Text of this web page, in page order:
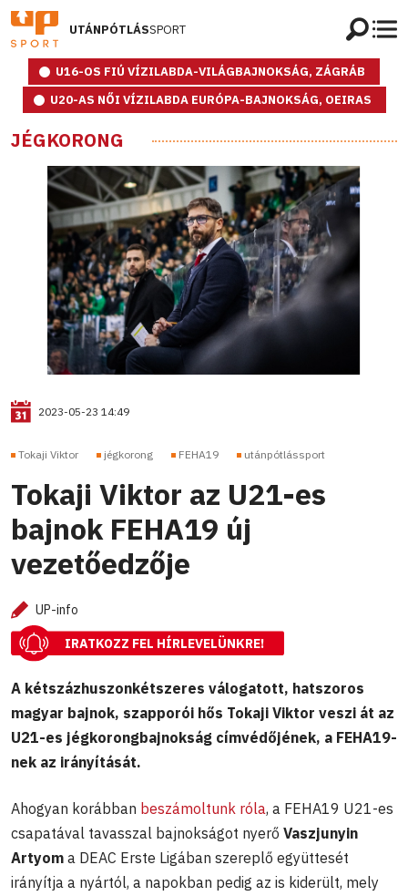
UTÁNPÓTLÁSSPORT
U16-OS FIÚ VÍZILABDA-VILÁGBAJNOKSÁG, ZÁGRÁB
U20-AS NŐI VÍZILABDA EURÓPA-BAJNOKSÁG, OEIRAS
JÉGKORONG
2023-05-23 14:49
Tokaji Viktor jégkorong FEHA19 utánpótlássport
Tokaji Viktor az U21-es
bajnok FEHA19 új
vezetőedzője
UP-info
IRATKOZZ FEL HÍRLEVELÜNKRE!
A kétszázhuszonkétszeres válogatott, hatszoros
magyar bajnok, szapporói hős Tokaji Viktor veszi át az
U21-es jégkorongbajnokság címvédőjének, a FEHA19-
nek az irányítását.
Ahogyan korábban beszámoltunk róla, a FEHA19 U21-es
csapatával tavasszal bajnokságot nyerő Vaszjunyin
Artyom a DEAC Erste Ligában szereplő együttesét
irányítja a nyártól, a napokban pedig az is kiderült, mely